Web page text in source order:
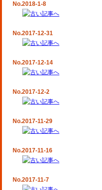
No.2018-1-8
No.2017-12-31
No.2017-12-14
No.2017-12-2
No.2017-11-29
No.2017-11-16
No.2017-11-7